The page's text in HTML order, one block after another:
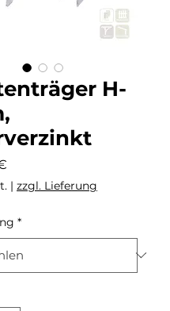
H-
Preis
| zzgl. Lieferung
*